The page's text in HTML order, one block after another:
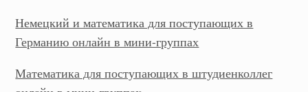
Немецкий и математика для поступающих в
Германию онлайн в мини-группах
Математика для поступающих в штудиенколлег